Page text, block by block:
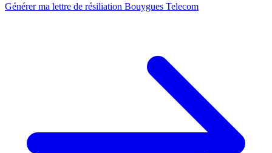
Générer ma lettre de résiliation Bouygues Telecom